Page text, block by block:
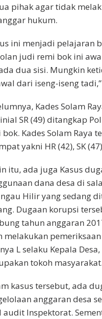
pihak agar tidak
hukum.
ini menjadi pelajaran
judi remi bok ini
dua sisi. Mungkin
dari iseng-iseng
Kades Solam
SR (49) ditangkap
bok. Kades Solam Raya
yakni HR (42), SK
itu, ada juga Kasus
dana desa di
Hilir yang sedang
Dugaan korupsi
tahun anggaran
melakukan
L selaku Kepala
tokoh masyarakat.
kasus tersebut, ada
anggaran desa
audit Inspektorat.